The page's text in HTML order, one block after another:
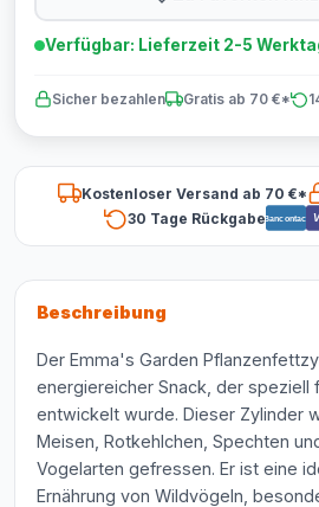
Verfügbar: Lieferzeit 2-5
Sicher bezahlen Gratis ab 70 €*
Kostenloser Versand ab 70 €*
30 Tage RückgabeBancontact
Beschreibung
Der Emma's Garden
energiereicher Snack, der speziell
entwickelt wurde. Dieser Zylinder
Meisen, Rotkehlchen, Spechten
Vogelarten gefressen. Er ist eine
Ernährung von Wildvögeln,